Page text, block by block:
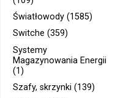
Światłowody (1585)
Switche (359)
Systemy
Magazynowania Energii
(1)
Szafy, skrzynki (139)